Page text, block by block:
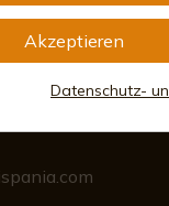
Akzeptieren
Datenschutz-